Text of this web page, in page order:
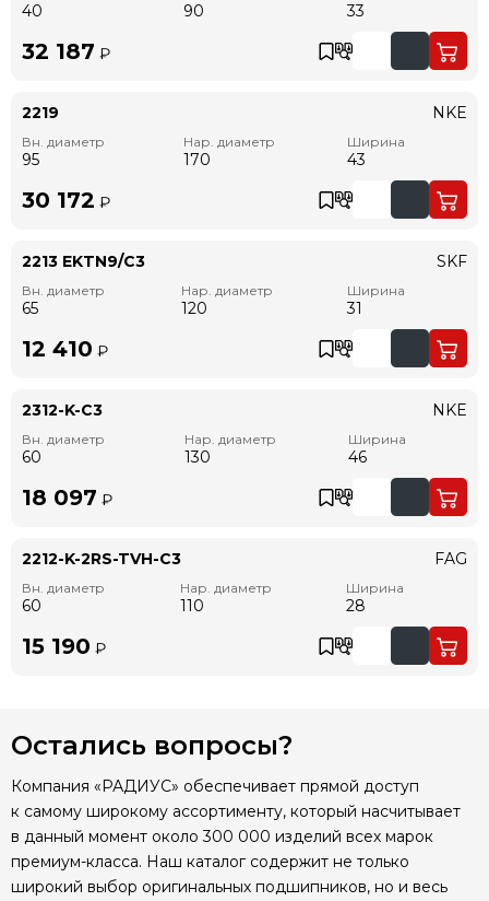
40 90 33
32 187 ₽
2219
Вн. диаметр
95
Нар. диаметр
170
Ширина
43
NKE
30 172 ₽
2213 EKTN9/C3
Вн. диаметр
65
Нар. диаметр
120
Ширина
31
SKF
12 410 ₽
2312-K-C3
Вн. диаметр
60
Нар. диаметр
130
Ширина
46
NKE
18 097 ₽
2212-K-2RS-TVH-C3
Вн. диаметр
60
Нар. диаметр
110
Ширина
28
FAG
15 190 ₽
Остались вопросы?
Компания «РАДИУС» обеспечивает прямой доступ
к самому широкому ассортименту, который насчитывает
в данный момент около 300 000 изделий всех марок
премиум-класса. Наш каталог содержит не только
широкий выбор оригинальных подшипников, но и весь